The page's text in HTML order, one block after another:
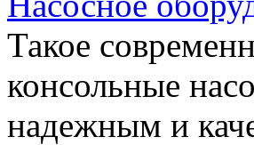
Такое
консольные
надежным и